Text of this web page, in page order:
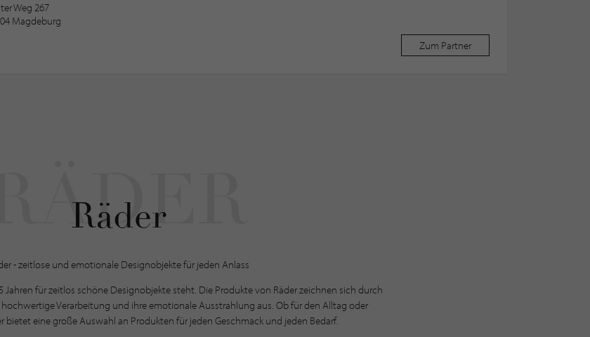
Weg 267
Magdeburg
Zum Partner
Räder
- zeitlose und emotionale Designobjekte für jeden Anlass
Jahren für zeitlos schöne Designobjekte steht. Die Produkte von Räder zeichnen sich durch
Verarbeitung und ihre emotionale Ausstrahlung aus. Ob für den Alltag oder
bietet eine große Auswahl an Produkten für jeden Geschmack und jeden Bedarf.